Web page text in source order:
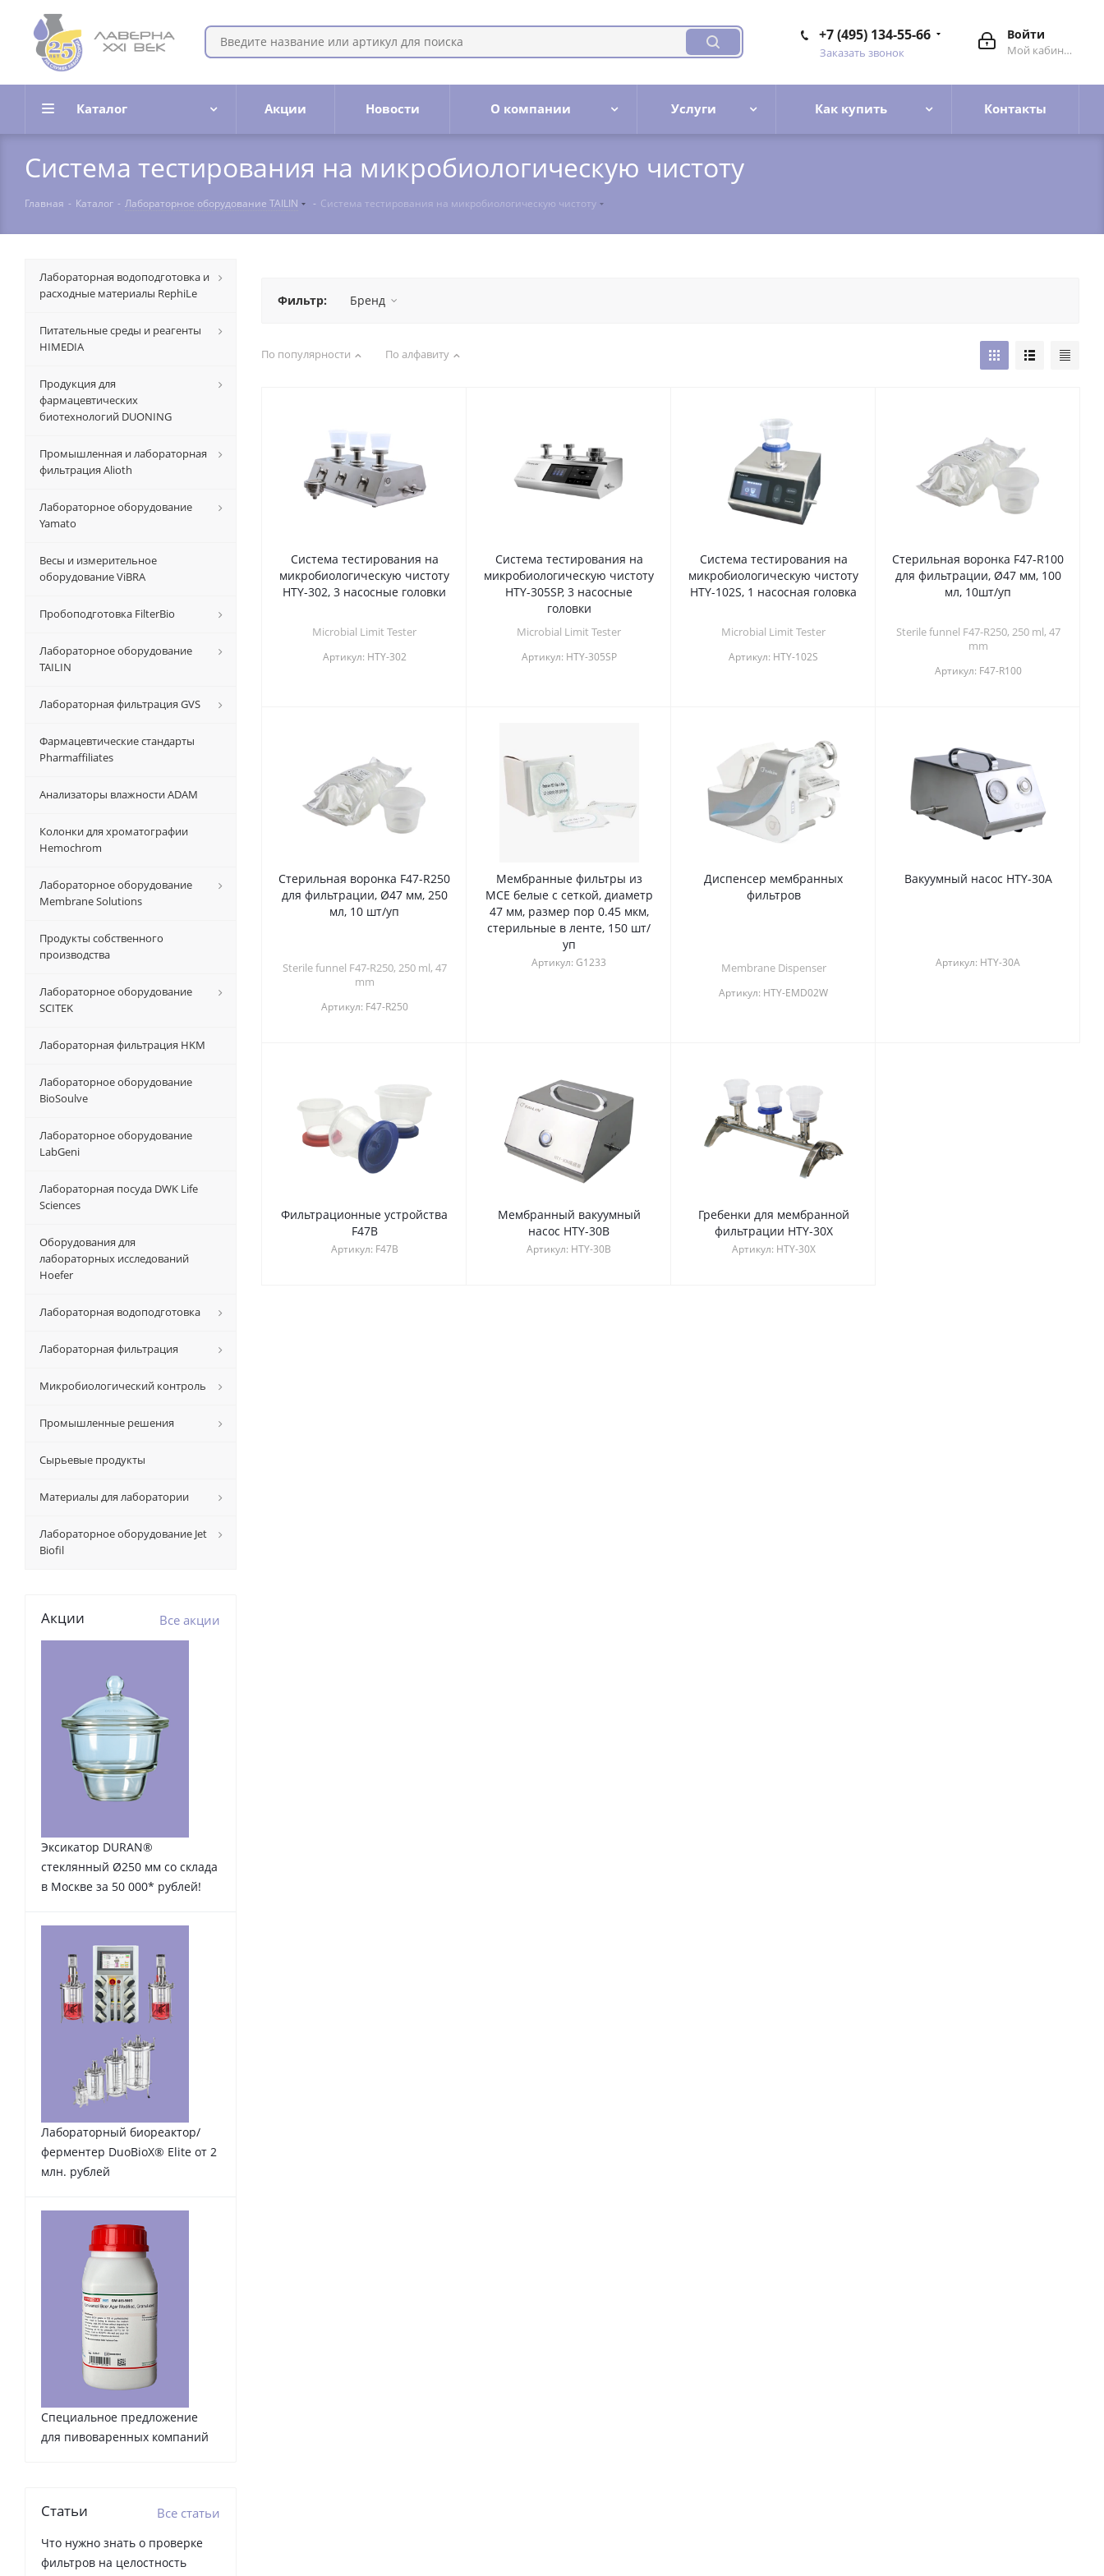
Войти
Мой кабинет
+7 (495) 134-55-66
Заказать звонок
Каталог Акции Новости О компании Услуги Как купить Контакты
Система тестирования на микробиологическую чистоту
Главная - Каталог - Лабораторное оборудование TAILIN - Система тестирования на микробиологическую чистоту
Фильтр: Бренд
По популярности По алфавиту
Система тестирования на
микробиологическую чистоту
HTY-302, 3 насосные головки
Microbial Limit Tester
Артикул: HTY-302
Система тестирования на
микробиологическую чистоту
HTY-305SP, 3 насосные
головки
Microbial Limit Tester
Артикул: HTY-305SP
Система тестирования на
микробиологическую чистоту
HTY-102S, 1 насосная головка
Microbial Limit Tester
Артикул: HTY-102S
Стерильная воронка F47-R100
для фильтрации, Ø47 мм, 100
мл, 10шт/уп
Sterile funnel F47-R250, 250 ml, 47
mm
Артикул: F47-R100
Стерильная воронка F47-R250
для фильтрации, Ø47 мм, 250
мл, 10 шт/уп
Sterile funnel F47-R250, 250 ml, 47
mm
Артикул: F47-R250
Мембранные фильтры из
MCE белые с сеткой, диаметр
47 мм, размер пор 0.45 мкм,
стерильные в ленте, 150 шт/
уп
Артикул: G1233
Диспенсер мембранных
фильтров
Membrane Dispenser
Артикул: HTY-EMD02W
Вакуумный насос HTY-30A
Артикул: HTY-30A
Фильтрационные устройства
F47B
Артикул: F47B
Мембранный вакуумный
насос HTY-30B
Артикул: HTY-30B
Гребенки для мембранной
фильтрации HTY-30X
Артикул: HTY-30X
Лабораторная водоподготовка и
расходные материалы RephiLe
Питательные среды и реагенты
HIMEDIA
Продукция для
фармацевтических
биотехнологий DUONING
Промышленная и лабораторная
фильтрация Alioth
Лабораторное оборудование
Yamato
Весы и измерительное
оборудование ViBRA
Пробоподготовка FilterBio
Лабораторное оборудование
TAILIN
Лабораторная фильтрация GVS
Фармацевтические стандарты
Pharmaffiliates
Анализаторы влажности ADAM
Колонки для хроматографии
Hemochrom
Лабораторное оборудование
Membrane Solutions
Продукты собственного
производства
Лабораторное оборудование
SCITEK
Лабораторная фильтрация HKM
Лабораторное оборудование
BioSoulve
Лабораторное оборудование
LabGeni
Лабораторная посуда DWK Life
Sciences
Оборудования для
лабораторных исследований
Hoefer
Лабораторная водоподготовка
Лабораторная фильтрация
Микробиологический контроль
Промышленные решения
Сырьевые продукты
Материалы для лаборатории
Лабораторное оборудование Jet
Biofil
Акции Все акции
Эксикатор DURAN®
стеклянный Ø250 мм со склада
в Москве за 50 000* рублей!
Лабораторный биореактор/
ферментер DuoBioX® Elite от 2
млн. рублей
Специальное предложение
для пивоваренных компаний
Статьи Все статьи
Что нужно знать о проверке
фильтров на целостность